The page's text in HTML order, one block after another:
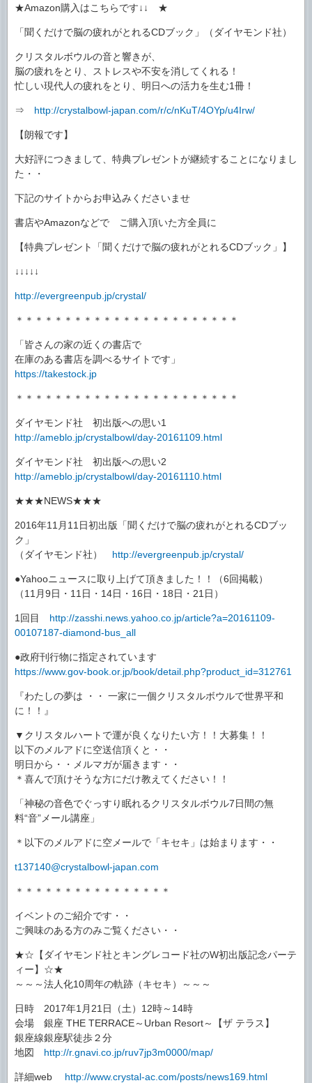
★Amazon購入はこちらです↓↓ ★
「聞くだけで脳の疲れがとれるCDブック」（ダイヤモンド社）
クリスタルボウルの音と響きが、
脳の疲れをとり、ストレスや不安を消してくれる！
忙しい現代人の疲れをとり、明日への活力を生む1冊！
⇒ http://crystalbowl-japan.com/r/c/nKuT/4OYp/u4Irw/
【朗報です】
大好評につきまして、特典プレゼントが継続することになりまし
た・・
下記のサイトからお申込みくださいませ
書店やAmazonなどで ご購入頂いた方全員に
【特典プレゼント「聞くだけで脳の疲れがとれるCDブック」】
↓↓↓↓↓
http://evergreenpub.jp/crystal/
＊＊＊＊＊＊＊＊＊＊＊＊＊＊＊＊＊＊＊＊＊＊＊
「皆さんの家の近くの書店で
在庫のある書店を調べるサイトです」
https://takestock.jp
＊＊＊＊＊＊＊＊＊＊＊＊＊＊＊＊＊＊＊＊＊＊＊
ダイヤモンド社 初出版への思い1
http://ameblo.jp/crystalbowl/day-20161109.html
ダイヤモンド社 初出版への思い2
http://ameblo.jp/crystalbowl/day-20161110.html
★★★NEWS★★★
2016年11月11日初出版「聞くだけで脳の疲れがとれるCDブッ
ク」
（ダイヤモンド社） http://evergreenpub.jp/crystal/
●Yahooニュースに取り上げて頂きました！！（6回掲載）
（11月9日・11日・14日・16日・18日・21日）
1回目 http://zasshi.news.yahoo.co.jp/article?a=20161109-
00107187-diamond-bus_all
●政府刊行物に指定されています
https://www.gov-book.or.jp/book/detail.php?product_id=312761
『わたしの夢は ・・ 一家に一個クリスタルボウルで世界平和
に！！』
▼クリスタルハートで運が良くなりたい方！！大募集！！
以下のメルアドに空送信頂くと・・
明日から・・メルマガが届きます・・
＊喜んで頂けそうな方にだけ教えてください！！
「神秘の音色でぐっすり眠れるクリスタルボウル7日間の無
料“音”メール講座」
＊以下のメルアドに空メールで「キセキ」は始まります・・
t137140@crystalbowl-japan.com
＊＊＊＊＊＊＊＊＊＊＊＊＊＊＊＊
イベントのご紹介です・・
ご興味のある方のみご覧ください・・
★☆【ダイヤモンド社とキングレコード社のW初出版記念パーテ
ィー】☆★
～～～法人化10周年の軌跡（キセキ）～～～
日時 2017年1月21日（土）12時～14時
会場 銀座 THE TERRACE～Urban Resort～【ザ テラス】
銀座線銀座駅徒歩２分
地図 http://r.gnavi.co.jp/ruv7jp3m0000/map/
詳細web http://www.crystal-ac.com/posts/news169.html